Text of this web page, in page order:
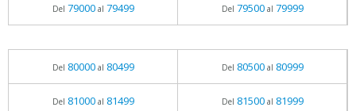
Del 79000al 79499 Del 79500al 79999
Del 80000al 80499 Del 80500al 80999
Del 81000al 81499 Del 81500al 81999